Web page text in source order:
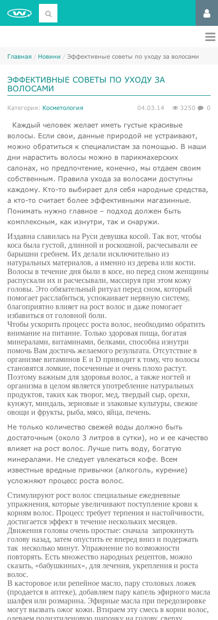
Главная Новини Эффективные советы по уходу за волосами
ЭФФЕКТИВНЫЕ СОВЕТЫ ПО УХОДУ ЗА
ВОЛОСАМИ
Категория: Косметология 04.03.14 3250 0
Каждый человек желает иметь густые красивые
волосы. Если свои, данные природой не устраивают,
можно обратиться к специалистам за помощью. В наши
дни нарастить волосы можно в парикмахерских
салонах, но предпочтение, конечно, мы отдаем своим
собственным. Правила ухода за волосами доступны
каждому. Кто-то выбирает для себя народные средства,
а кто-то считает более эффективными магазинные.
Понимать нужно главное – подход должен быть
комплексным, как изнутри, так и снаружи.
Издавна славилась на Руси девушка косой. Так вот, чтобы
коса была густой, длинной и роскошной, расчесывали ее
барышни гребнем. Их делали исключительно из
натуральных материалов, а именно из дерева или кости.
Волосы в течение дня были в косе, но перед сном женщины
распускали их и расчесывали, массируя при этом кожу
головы. Это обязательный ритуал перед сном, который
помогает расслабиться, успокаивает нервную систему,
благоприятно влияет на рост волос и даже помогает
избавиться от головной боли.
Чтобы ускорить процесс роста волос, необходимо обратить
внимание на питание. Только здоровая пища, богатая
минералами, витаминами, белками, способна изнутри
помочь Вам достичь желаемого результата. Отсутствие в
организме витаминов Е и D приводит к тому, что волосы
становятся ломкие, посеченные и очень плохо растут.
Поэтому важным для здоровья волос, а также ногтей и
организма в целом является употребление натуральных
продуктов, таких как творог, мед, твердый сыр, орехи,
кунжут, миндаль, зерновые и злаковые культуры, свежие
овощи и фрукты, рыба, мясо, яйца, печень.
Не только количество свежей воды должно быть
достаточным (около 3 литров в сутки), но и ее качество
влияет на рост волос. Лучше пить воду, богатую
минералами. Не следует увлекаться кофе. Всем
известные вредные привычки (алкоголь, курение)
усложняют процесс роста волос.
Стимулируют рост волос специальные ежедневные
упражнения, которые увеличивают поступление крови к
корням волос. Процесс требует терпения и настойчивости,
достигается эффект в течение нескольких месяцев.
Движения головы очень простые: сначала запрокинуть
голову назад, затем опустить ее вперед вниз и подержать
так несколько минут. Упражнение по возможности
повторять. Есть множество народных рецептов, можно
сказать, «бабушкиных», для лечения, укрепления и роста
волос.
В касторовое или репейное масло, пару столовых ложек
(продается в аптеке), добавляем пару капель эфирного масла
шалфея или розмарина. Эфирные масла при передозировке
могут вызвать ожог кожи. Втираем эту смесь в корни волос,
одеваем полиэтиленовую шапочку на голову, сверху